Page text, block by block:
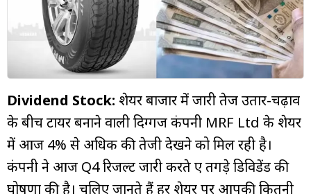
वीडियो
म्यूचुअल
फंड
Dividend Stock: शेयर बाजार में जारी तेज उतार-चढ़ाव
के बीच टायर बनाने वाली दिग्गज कंपनी MRF Ltd के शेयर
में आज 4% से अधिक की तेजी देखने को मिल रही है।
कंपनी ने आज Q4 रिजल्ट जारी करते हुए तगड़े डिविडेंड की
घोषणा की है। चलिए जानते हैं हर शेयर पर आपकी कितनी